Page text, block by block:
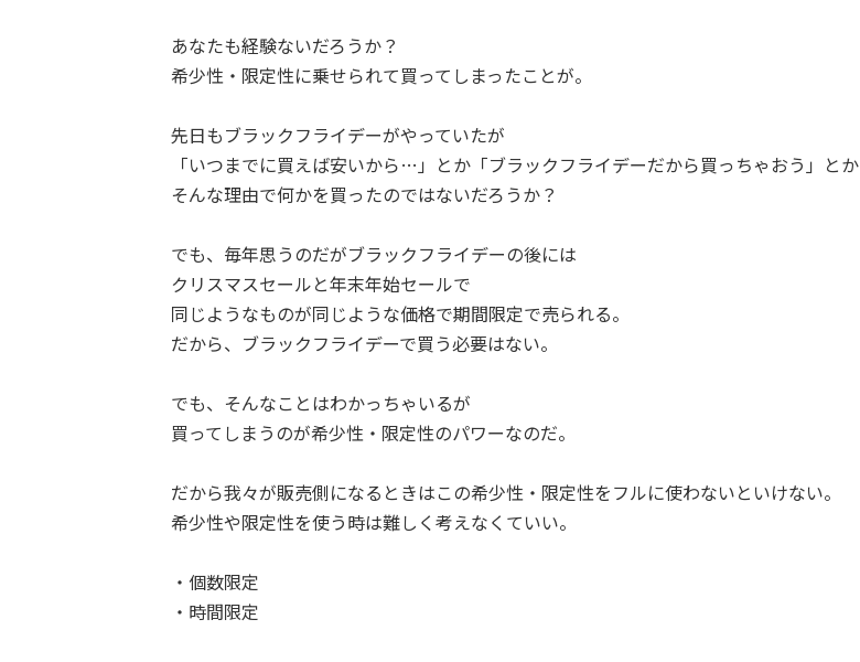
あなたも経験ないだろうか？
希少性・限定性に乗せられて買ってしまったことが。
先日もブラックフライデーがやっていたが
「いつまでに買えば安いから…」とか「ブラックフライデーだから買っちゃおう」とか
そんな理由で何かを買ったのではないだろうか？
でも、毎年思うのだがブラックフライデーの後には
クリスマスセールと年末年始セールで
同じようなものが同じような価格で期間限定で売られる。
だから、ブラックフライデーで買う必要はない。
でも、そんなことはわかっちゃいるが
買ってしまうのが希少性・限定性のパワーなのだ。
だから我々が販売側になるときはこの希少性・限定性をフルに使わないといけない。
希少性や限定性を使う時は難しく考えなくていい。
・個数限定
・時間限定